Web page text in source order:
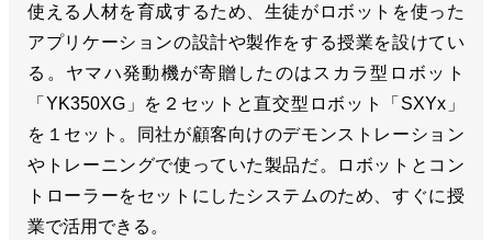
使える人材を育成するため、生徒がロボットを使った
アプリケーションの設計や製作をする授業を設けてい
る。ヤマハ発動機が寄贈したのはスカラ型ロボット
「YK350XG」を２セットと直交型ロボット「SXYx」
を１セット。同社が顧客向けのデモンストレーション
やトレーニングで使っていた製品だ。ロボットとコン
トローラーをセットにしたシステムのため、すぐに授
業で活用できる。